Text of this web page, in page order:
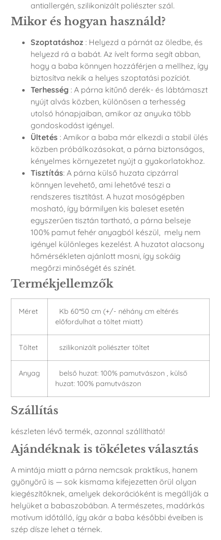
antiallergén, szilikonizált poliészter szál.
Mikor és hogyan használd?
Szoptatáshoz : Helyezd a párnát az öledbe, és
helyezd rá a babát. Az ívelt forma segít abban,
hogy a baba könnyen hozzáférjen a mellhez, így
biztosítva nekik a helyes szoptatási pozíciót.
Terhesség : A párna kitűnő derék- és lábtámaszt
nyújt alvás közben, különösen a terhesség
utolsó hónapjaiban, amikor az anyuka több
gondoskodást igényel.
Ültetés : Amikor a baba már elkezdi a stabil ülés
közben próbálkozásokat, a párna biztonságos,
kényelmes környezetet nyújt a gyakorlatokhoz.
Tisztítás: A párna külső huzata cipzárral
könnyen levehető, ami lehetővé teszi a
rendszeres tisztítást. A huzat mosógépben
mosható, így bármilyen kis baleset esetén
egyszerűen tisztán tartható, a párna belseje
100% pamut fehér anyagból készül, mely nem
igényel különleges kezelést. A huzatot alacsony
hőmérsékleten ajánlott mosni, így sokáig
megőrzi minőségét és színét.
Termékjellemzők
Méret
Kb 60*50 cm (+/- néhány cm eltérés
előfordulhat a töltet miatt)
Töltet szilikonizált poliészter töltet
Anyag
belső huzat: 100% pamutvászon , külső
huzat: 100% pamutvászon
Szállítás
készleten lévő termék, azonnal szállítható!
Ajándéknak is tökéletes választás
A mintája miatt a párna nemcsak praktikus, hanem
gyönyörű is — sok kismama kifejezetten örül olyan
kiegészítőknek, amelyek dekorációként is megállják a
helyüket a babaszobában. A természetes, madárkás
motívum időtálló, így akár a baba későbbi éveiben is
szép dísze lehet a térnek.